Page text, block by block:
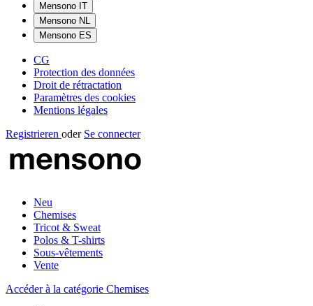
Mensono IT
Mensono NL
Mensono ES
CG
Protection des données
Droit de rétractation
Paramètres des cookies
Mentions légales
Registrieren oder Se connecter
Neu
Chemises
Tricot & Sweat
Polos & T-shirts
Sous-vêtements
Vente
Accéder à la catégorie Chemises